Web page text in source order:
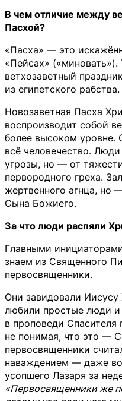
В чем отличие между
Пасхой?
«Пасха» — это
«Пейсах» («миновать»).
ветхозаветный
из египетского рабства.
Новозаветная Пасха
воспроизводит собой
более высоком уровне.
всё человечество.
угрозы, но — от
первородного греха.
жертвенного агнца, но
Сына Божиего.
За что люди распяли
Главными
знаем из Священного
первосвященники.
Они завидовали Иисусу
любили простые люди
в проповеди Спасителя
не понимая, что это —
первосвященники
наваждением — даже
усопшего Лазаря за
«Первосвященники же